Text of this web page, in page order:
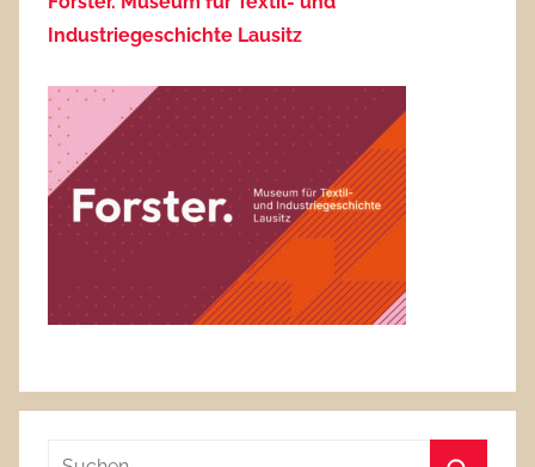
Industriegeschichte Lausitz
Suchen